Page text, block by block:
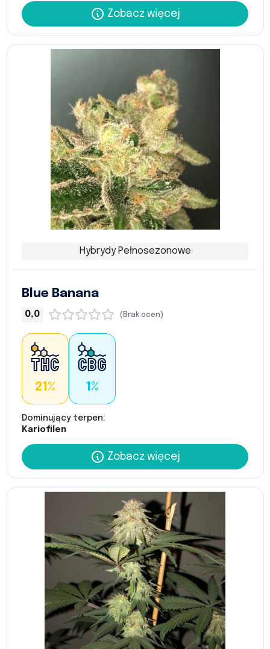
Zobacz więcej
Hybrydy Pełnosezonowe
Blue Banana
0,0 (Brak ocen)
21% 1%
Dominujący terpen:
Kariofilen
Zobacz więcej